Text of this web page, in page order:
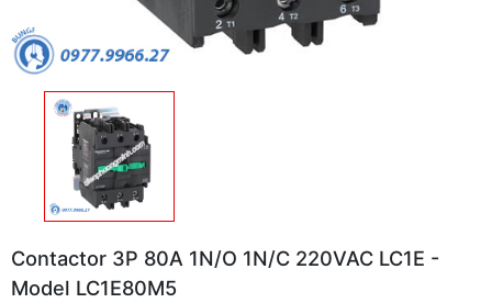
Contactor 3P 80A 1N/O 1N/C 220VAC LC1E -
Model LC1E80M5